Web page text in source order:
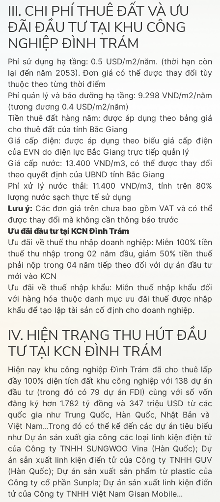
III. CHI PHÍ THUÊ ĐẤT VÀ ƯU
ĐÃI ĐẦU TƯ TẠI KHU CÔNG
NGHIỆP ĐÌNH TRÁM
Phí sử dụng hạ tầng: 0.5 USD/m2/năm. (thời hạn còn
lại đến năm 2053). Đơn giá có thể được thay đổi tùy
thuộc theo từng thời điểm
Phí quản lý và bảo dưỡng hạ tầng: 9.298 VND/m2/năm
(tương đương 0.4 USD/m2/năm)
Tiền thuê đất hàng năm: được áp dụng theo bảng giá
cho thuê đất của tỉnh Bắc Giang
Giá cấp điện: được áp dụng theo biểu giá cấp điện
của EVN do điện lực Bắc Giang trực tiếp quản lý
Giá cấp nước: 13.400 VND/m3, có thể được thay đổi
theo quyết định của UBND tỉnh Bắc Giang
Phí xử lý nước thải: 11.400 VND/m3, tính trên 80%
lượng nước sạch thực tế sử dụng
Lưu ý: Các đơn giá trên chưa bao gồm VAT và có thể
được thay đổi mà không cần thông báo trước
Ưu đãi đầu tư tại KCN Đình Trám
Ưu đãi về thuế thu nhập doanh nghiệp: Miễn 100% tiền
thuế thu nhập trong 02 năm đầu, giảm 50% tiền thuế
phải nộp trong 04 năm tiếp theo đối với dự án đầu tư
mới vào KCN
Ưu đãi về thuế nhập khẩu: Miễn thuế nhập khẩu đối
với hàng hóa thuộc danh mục ưu đãi thuế được nhập
khẩu để tạo lập tài sản cố định cho doanh nghiệp.
IV. HIỆN TRẠNG THU HÚT ĐẦU
TƯ TẠI KCN ĐÌNH TRÁM
Hiện nay khu công nghiệp Đình Trám đã cho thuê lấp
đầy 100% diện tích đất khu công nghiệp với 138 dự án
đầu tư (trong đó có 79 dự án FDI) cùng với số vốn
đăng ký hơn 1.782 tỷ đồng và 347 triệu USD từ các
quốc gia như Trung Quốc, Hàn Quốc, Nhật Bản và
Việt Nam...Trong đó có thể kể đến các dự án tiêu biểu
như Dự án sản xuất gia công các loại linh kiện điện tử
của Công ty TNHH SUNGWOO Vina (Hàn Quốc); Dự
án sản xuất linh kiện điển tử của Công ty TNHH GUV
(Hàn Quốc); Dự án sản xuất sản phẩm từ plastic của
Công ty cổ phần Sunpla; Dự án sản xuất linh kiện điển
tử của Công ty TNHH Việt Nam Gisan Mobile...